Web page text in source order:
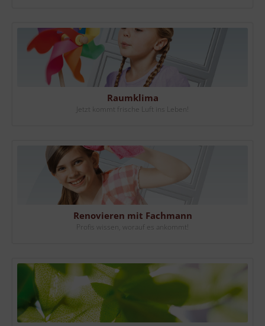
Raumklima
Jetzt kommt frische Luft ins Leben!
Renovieren mit Fachmann
Profis wissen, worauf es ankommt!